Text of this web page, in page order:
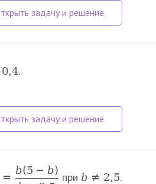
0,4.
=
b(5 − b)
при b ≠ 2,5.